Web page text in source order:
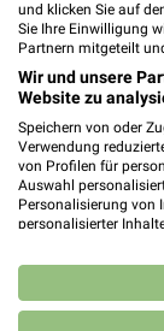
und klicken Sie auf
Sie Ihre Einwilligung
Partnern mitgeteilt
Wir und unsere
Website zu
Speichern von oder
Verwendung
von Profilen für
Auswahl
Personalisierung von
personalisierter
Kombinationen von
Verbesserung der
von Inhalten.
Daten können